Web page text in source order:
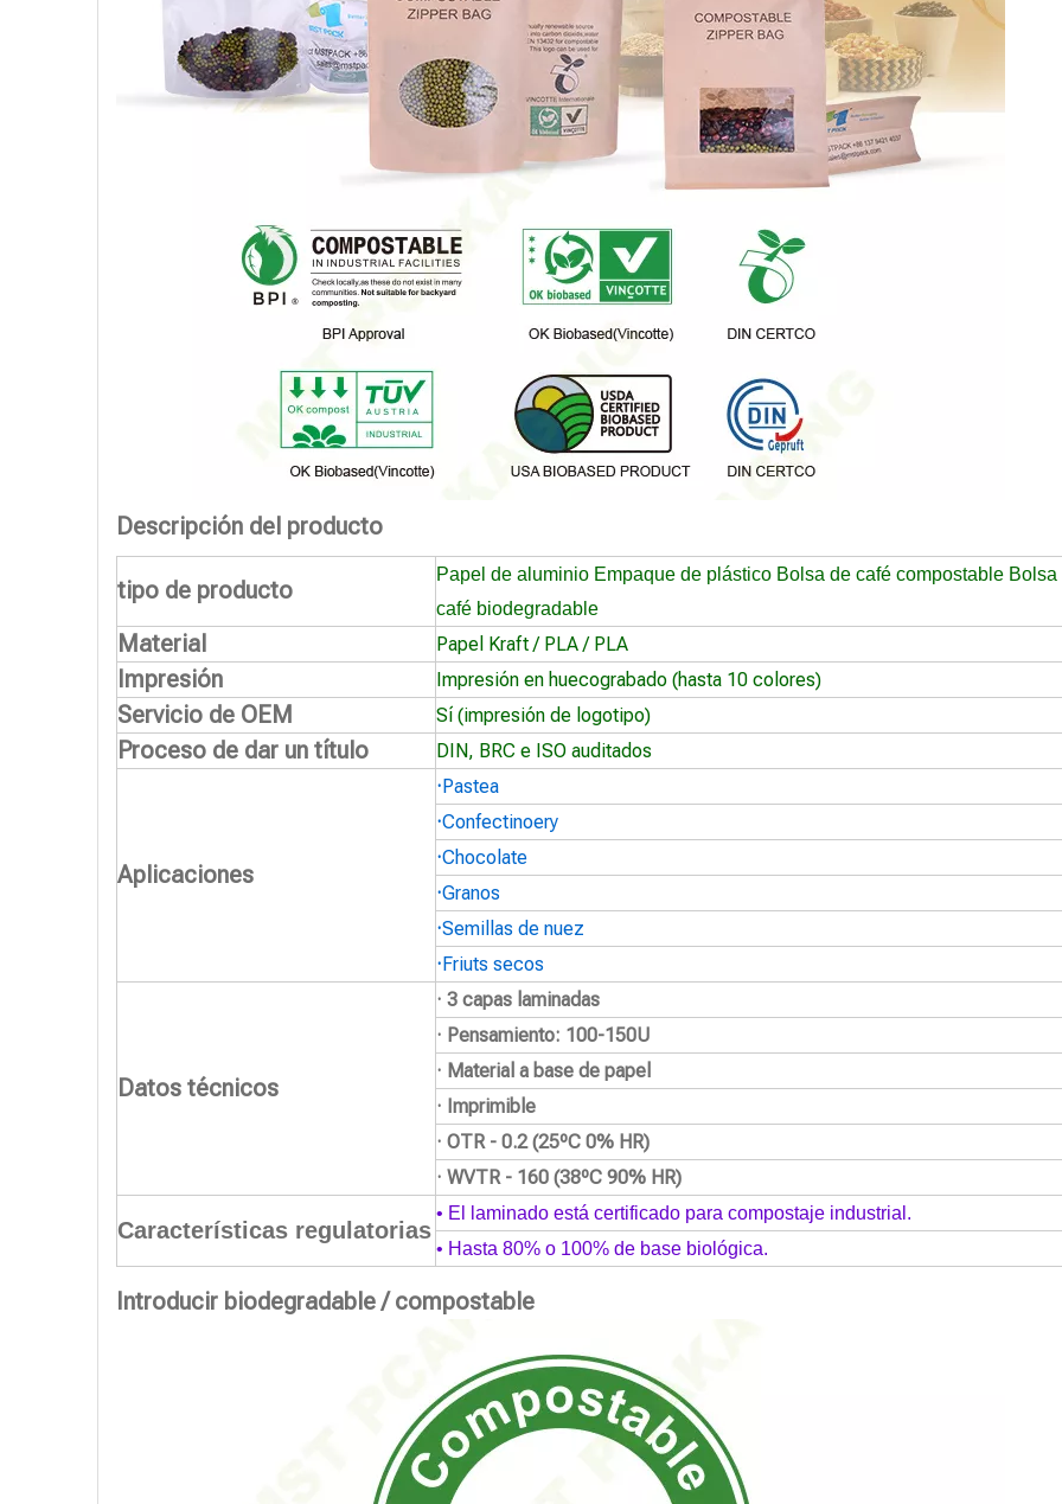
Descripción del producto
tipo de producto
Papel de aluminio Empaque de plástico Bolsa de café compostable Bolsa
café biodegradable
Material Papel Kraft / PLA / PLA
Impresión Impresión en huecograbado (hasta 10 colores)
Servicio de OEM Sí (impresión de logotipo)
Proceso de dar un título DIN, BRC e ISO auditados
Aplicaciones
·Pastea
·Confectinoery
·Chocolate
·Granos
·Semillas de nuez
·Friuts secos
Datos técnicos
· 3 capas laminadas
· Pensamiento: 100-150U
· Material a base de papel
· Imprimible
· OTR - 0.2 (25ºC 0% HR)
· WVTR - 160 (38ºC 90% HR)
Características regulatorias
• El laminado está certificado para compostaje industrial.
• Hasta 80% o 100% de base biológica.
Introducir biodegradable / compostable